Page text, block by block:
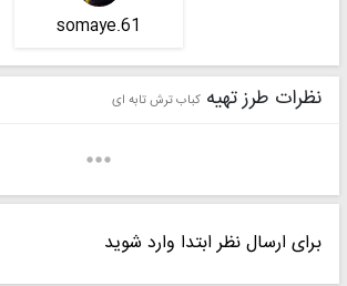
somaye.61
نظرات طرز تهیه کباب ترش تابه ای
برای ارسال نظر ابتدا وارد شوید